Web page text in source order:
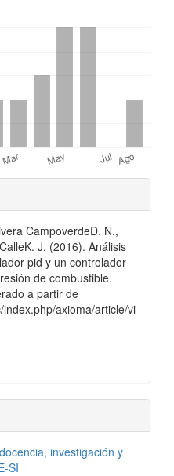
CampoverdeD. N.,
J. (2016). Análisis
pid y un controlador
de combustible.
a partir de
axioma/article/vi
investigación y
SI